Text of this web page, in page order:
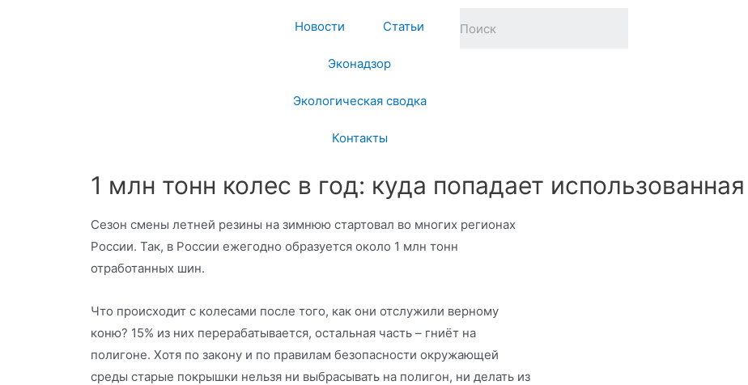
Новости Статьи
Эконадзор
Экологическая сводка
Контакты
1 млн тонн колес в год: куда попадает
Сезон смены летней резины на зимнюю стартовал во многих регионах
России. Так, в России ежегодно образуется около 1 млн тонн
отработанных шин.
Что происходит с колесами после того, как они отслужили верному
коню? 15% из них перерабатывается, остальная часть – гниёт на
полигоне. Хотя по закону и по правилам безопасности окружающей
среды старые покрышки нельзя ни выбрасывать на полигон, ни делать из